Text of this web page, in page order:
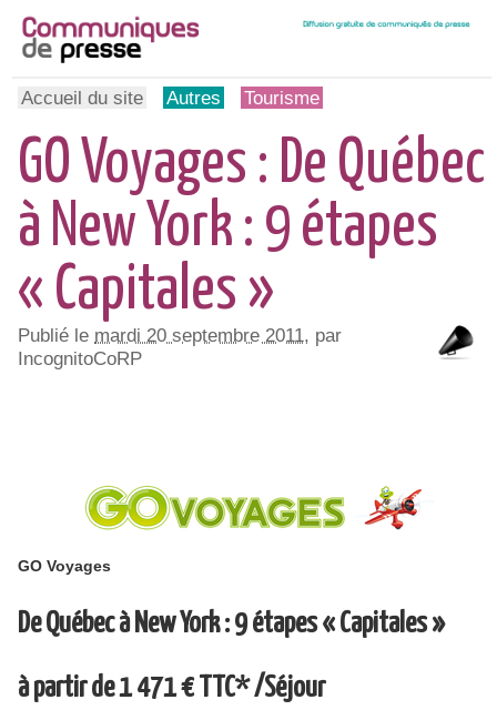
Accueil du site Autres Tourisme
GO Voyages : De Québec
à New York : 9 étapes
« Capitales »
Publié le mardi 20 septembre 2011, par
IncognitoCoRP
GO Voyages
De Québec à New York : 9 étapes « Capitales »
à partir de 1 471 € TTC* /Séjour